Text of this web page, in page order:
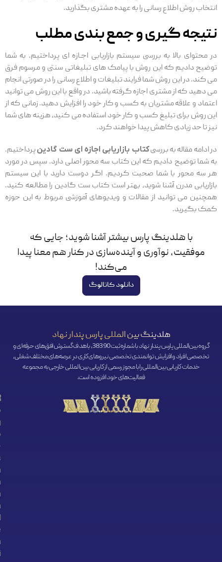
انتخاب روش اطلاع رسانی را به عهده مشتری بگذارید.
نتیجه گیری و جمع بندی مطلب
در محتوای بالا به بررسی سیستم بازاریابی اجـازه ای پرداختیم. به شما
توضیح دادیم که این روش با پیامک های تبلیغاتی سنتی و مرسوم فرق
می کند. در این روش شما فرایند تبلیغات و اطلاع رسانی را در صورتی انجام
می دهید که از مشتری اجازه گرفته باشید. در واقع با این روش می توانید
اعتماد و علاقه مشتریان به کسب و کار خود را افزایش دهید. زمانی که از
این روش برای تبلیغ کسب و کار خود استفاده می کنید، هزینه های شما
نیز تا حد زیادی کاهش پیدا خواهند کرد.
در ادامه مقاله به بررسیکتاب بازاریابی اجازه ای ست گادینپرداختیم.
به شما توضیح دادیم که این کتاب سه محور اصلی دارد. سپس در مورد
هر سه محور با شما صحبت کردیم. اگر دوست دارید با این سیستم
بازاریابی مدرن آشنا شوید، بهتر است کتاب ست گادین را مطالعه کنید.
همچنین می توانید از مقالات و ویدیوهای آموزشی مربوط به این حوزه
کمک بگیرید.
با هلدینگ پارس بیشتر آشنا شوید؛ جایی که
موفقیت، نوآوری و آینده‌سازی در کنار هم معنا پیدا
می‌کند!
دانلود کاتالوگ
هلدینگ بین المللی پارس پندار نهاد
گروه بین‌المللی پارس پندار نهاد با شماره ثبت 38390، با هدف گسترش افق‌‌های حرفه‌ای و
تخصصی افراد و افزایش توانمندی تخصصی نیروهای کاری در عرصه‌های مختلف شغلی،
خدمات کاریابی بین‌المللی را با مجوز رسمی از کاریابی بین‌المللی خارجی به مجموعه
فعالیت‌های خود افزوده است.